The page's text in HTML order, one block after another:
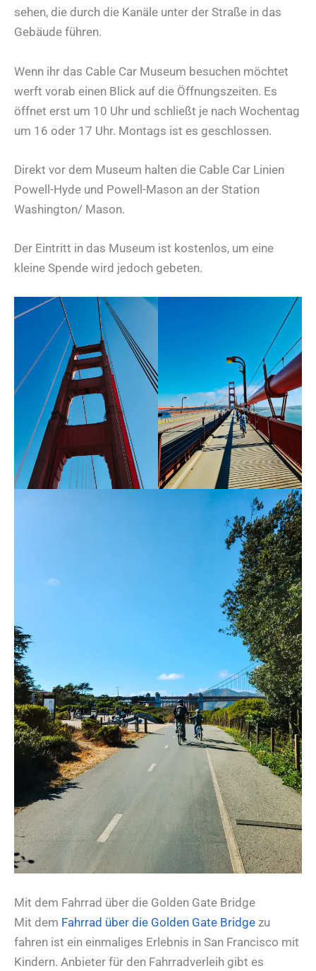
sehen, die durch die Kanäle unter der Straße in das
Gebäude führen.
Wenn ihr das Cable Car Museum besuchen möchtet
werft vorab einen Blick auf die Öffnungszeiten. Es
öffnet erst um 10 Uhr und schließt je nach Wochentag
um 16 oder 17 Uhr. Montags ist es geschlossen.
Direkt vor dem Museum halten die Cable Car Linien
Powell-Hyde und Powell-Mason an der Station
Washington/ Mason.
Der Eintritt in das Museum ist kostenlos, um eine
kleine Spende wird jedoch gebeten.
Mit dem Fahrrad über die Golden Gate Bridge
Mit dem Fahrrad über die Golden Gate Bridge zu
fahren ist ein einmaliges Erlebnis in San Francisco mit
Kindern. Anbieter für den Fahrradverleih gibt es